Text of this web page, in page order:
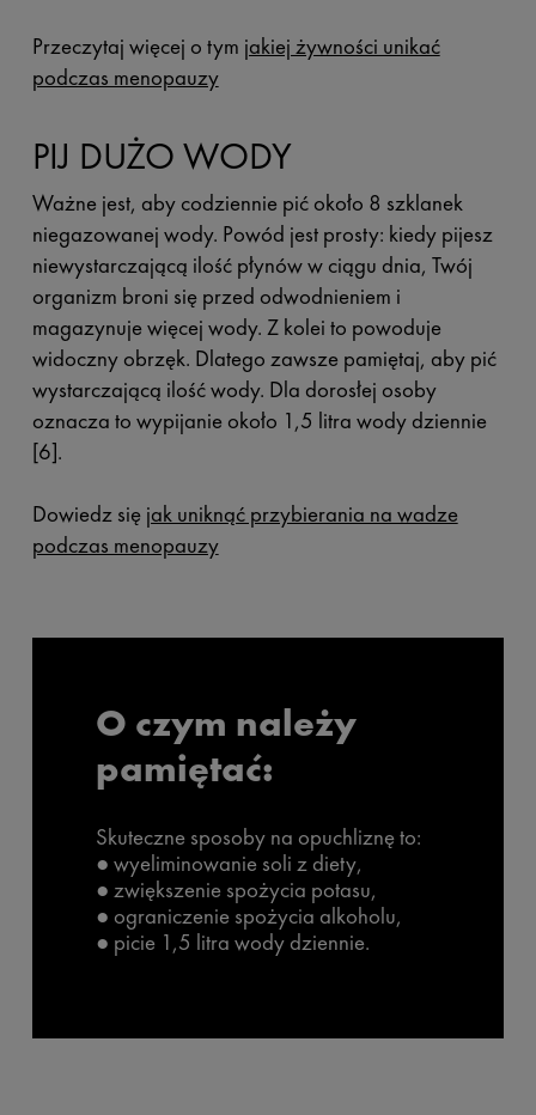
Przeczytaj więcej o tym jakiej żywności unikać
podczas menopauzy
PIJ DUŻO WODY
Ważne jest, aby codziennie pić około 8 szklanek
niegazowanej wody. Powód jest prosty: kiedy pijesz
niewystarczającą ilość płynów w ciągu dnia, Twój
organizm broni się przed odwodnieniem i
magazynuje więcej wody. Z kolei to powoduje
widoczny obrzęk. Dlatego zawsze pamiętaj, aby pić
wystarczającą ilość wody. Dla dorosłej osoby
oznacza to wypijanie około 1,5 litra wody dziennie
[6].
Dowiedz się jak uniknąć przybierania na wadze
podczas menopauzy
O czym należy
pamiętać:
Skuteczne sposoby na opuchliznę to:
● wyeliminowanie soli z diety,
● zwiększenie spożycia potasu,
● ograniczenie spożycia alkoholu,
● picie 1,5 litra wody dziennie.